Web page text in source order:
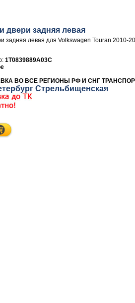
двери задняя левая
задняя левая для Volkswagen Touran 2010-
1T0839889A03C
ВО ВСЕ РЕГИОНЫ РФ И СНГ
Стрельбищенская